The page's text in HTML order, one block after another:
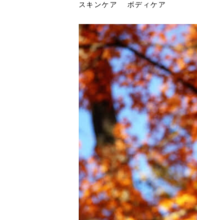
スキンケア
スキンケア
ボディケア
ボディケア